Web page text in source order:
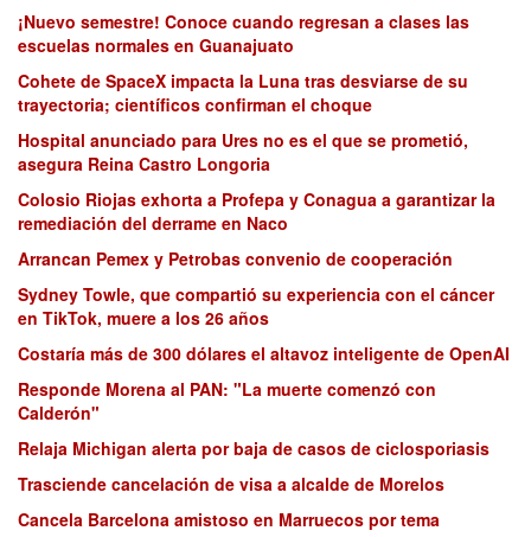
¡Nuevo semestre! Conoce cuando regresan a clases las
escuelas normales en Guanajuato
Cohete de SpaceX impacta la Luna tras desviarse de su
trayectoria; científicos confirman el choque
Hospital anunciado para Ures no es el que se prometió,
asegura Reina Castro Longoria
Colosio Riojas exhorta a Profepa y Conagua a garantizar la
remediación del derrame en Naco
Arrancan Pemex y Petrobas convenio de cooperación
Sydney Towle, que compartió su experiencia con el cáncer
en TikTok, muere a los 26 años
Costaría más de 300 dólares el altavoz inteligente de OpenAI
Responde Morena al PAN: "La muerte comenzó con
Calderón"
Relaja Michigan alerta por baja de casos de ciclosporiasis
Trasciende cancelación de visa a alcalde de Morelos
Cancela Barcelona amistoso en Marruecos por tema